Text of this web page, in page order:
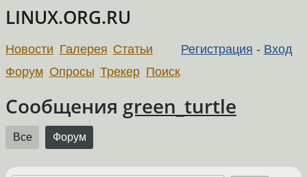
LINUX.ORG.RU
Регистрация - Вход
Новости Галерея Статьи
Форум Опросы Трекер Поиск
Сообщения green_turtle
Все Форум